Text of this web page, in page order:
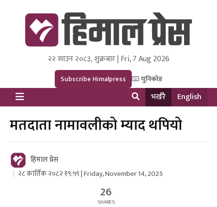
Himal Press
Dot NewsyNepal Media and Research Pvt Ltd.
२२ साउन २०८३, शुक्रबार | Fri, 7 Aug 2026
Subscribe Himalpress युनिकोड
भर्खरै English
मतदाता नामावलीको म्याद थपियो
हिमाल प्रेस
२८ कार्तिक २०८२ १९:५९ | Friday, November 14, 2025
26
SHARES